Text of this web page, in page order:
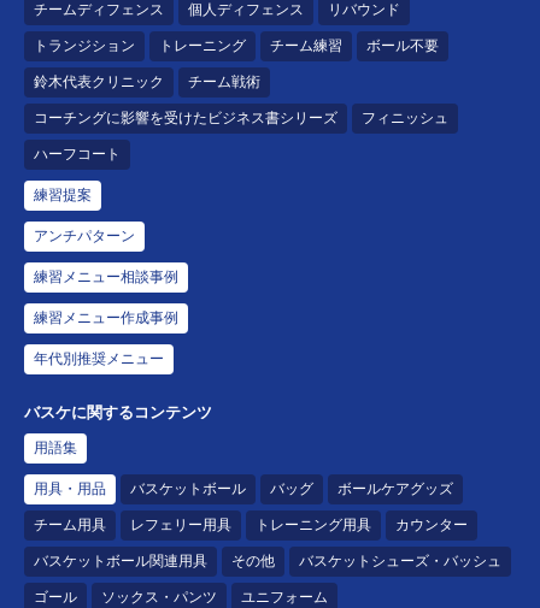
チームディフェンス 個人ディフェンス リバウンド
トランジション トレーニング チーム練習 ボール不要
鈴木代表クリニック チーム戦術
コーチングに影響を受けたビジネス書シリーズ フィニッシュ
ハーフコート
練習提案
アンチパターン
練習メニュー相談事例
練習メニュー作成事例
年代別推奨メニュー
バスケに関するコンテンツ
用語集
用具・用品 バスケットボール バッグ ボールケアグッズ
チーム用具 レフェリー用具 トレーニング用具 カウンター
バスケットボール関連用具 その他 バスケットシューズ・バッシュ
ゴール ソックス・パンツ ユニフォーム